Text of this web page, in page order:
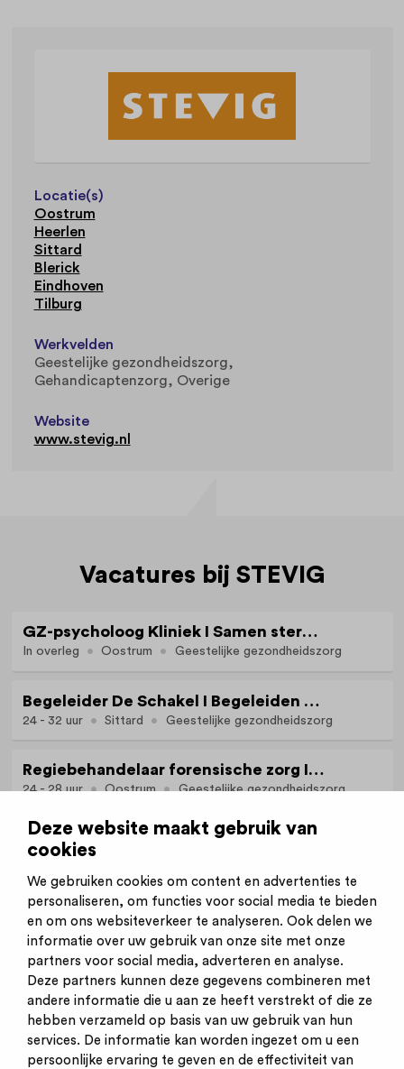
Deze website maakt gebruik van
cookies
We gebruiken cookies om content en advertenties te
personaliseren, om functies voor social media te bieden
en om ons websiteverkeer te analyseren. Ook delen we
informatie over uw gebruik van onze site met onze
partners voor social media, adverteren en analyse.
Deze partners kunnen deze gegevens combineren met
andere informatie die u aan ze heeft verstrekt of die ze
hebben verzameld op basis van uw gebruik van hun
services. De informatie kan worden ingezet om u een
persoonlijke ervaring te geven en de effectiviteit van
Locatie(s)
Oostrum
Heerlen
Sittard
Blerick
Eindhoven
Tilburg
Werkvelden
Geestelijke gezondheidszorg
Gehandicaptenzorg
Overige
Website
www.stevig.nl
Vacatures bij STEVIG
GZ-psycholoog Kliniek I Samen sterk voor groei, herstel en kwaliteit van leven
In overleg Oostrum Geestelijke gezondheidszorg
Begeleider De Schakel I Begeleiden met lef, begrenzen met hart
24 - 32 uur Sittard Geestelijke gezondheidszorg
Regiebehandelaar forensische zorg I Samen bouwen aan herstel en veiligheid
24 - 28 uur Oostrum Geestelijke gezondheidszorg
Inschrijven nieuwsbrief
Inloggen
Contact